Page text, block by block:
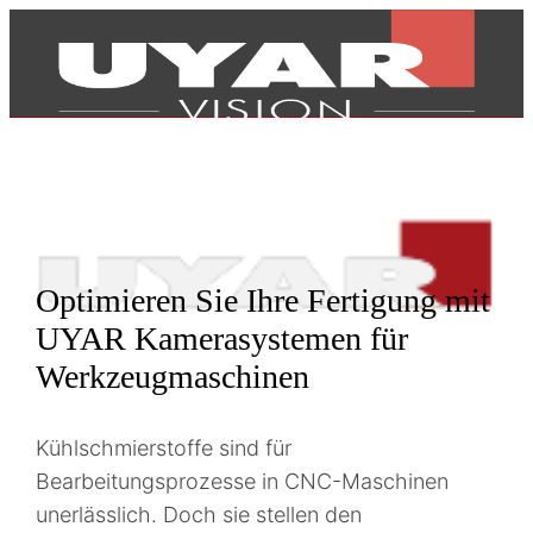
Produkte
Optimieren Sie Ihre Fertigung mit
UYAR Kamerasystemen für
Werkzeugmaschinen
Kühlschmierstoffe sind für
Bearbeitungsprozesse in CNC-Maschinen
unerlässlich. Doch sie stellen den